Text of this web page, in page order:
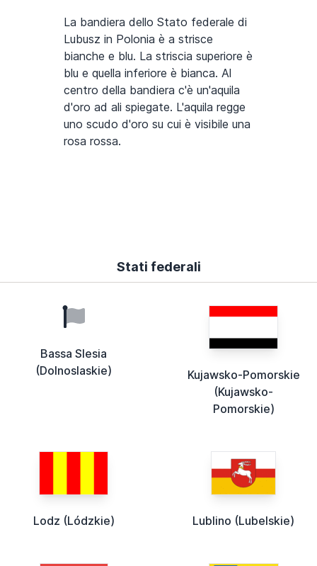
La bandiera dello Stato federale di
Lubusz in Polonia è a strisce
bianche e blu. La striscia superiore è
blu e quella inferiore è bianca. Al
centro della bandiera c'è un'aquila
d'oro ad ali spiegate. L'aquila regge
uno scudo d'oro su cui è visibile una
rosa rossa.
Stati federali
Bassa Slesia
(Dolnoslaskie)
Kujawsko-Pomorskie
(Kujawsko-
Pomorskie)
Lodz (Lódzkie) Lublino (Lubelskie)